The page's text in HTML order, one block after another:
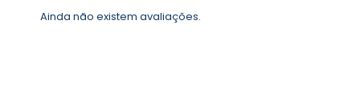
Ainda não existem avaliações.